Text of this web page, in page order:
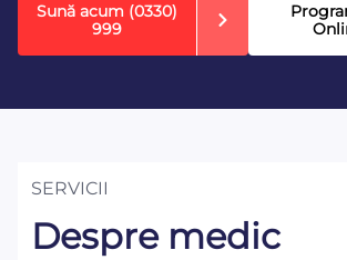
Sună acum (0330)
999
SERVICII
Despre medic